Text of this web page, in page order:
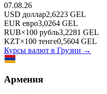
07.08.26
USD доллар2,6223 GEL
EUR евро3,0264 GEL
RUB×100 рубль3,2281 GEL
KZT×100 тенге0,5604 GEL
Курсы валют в Грузии →
Армения